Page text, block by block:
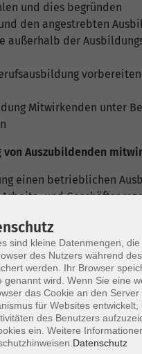
und dies begründen
den angestrebten
außerhalb der
Mitwirkenden unter
Auszubildenden
einen betrieblichen
und
der betrieblichen
sowie
abstimmen
auch unter
Eintragung des
im Ausland
sind kleine Datenmengen,
des Nutzers während
werden. Ihr Browser
genannt wird. Wenn Sie eine
das Cookie an den
für Websites
des Benutzers
ein. Weitere
Datenschutz